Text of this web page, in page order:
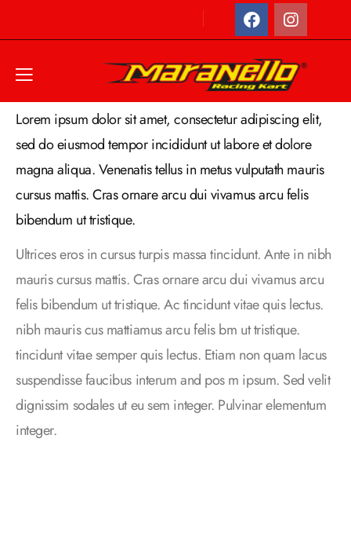
Lorem ipsum dolor sit amet, consectetur adipiscing elit,
sed do eiusmod tempor incididunt ut labore et dolore
magna aliqua. Venenatis tellus in metus vulputath mauris
cursus mattis. Cras ornare arcu dui vivamus arcu felis
bibendum ut tristique.
Ultrices eros in cursus turpis massa tincidunt. Ante in nibh
mauris cursus mattis. Cras ornare arcu dui vivamus arcu
felis bibendum ut tristique. Ac tincidunt vitae quis lectus.
nibh mauris cus mattiamus arcu felis bm ut tristique.
tincidunt vitae semper quis lectus. Etiam non quam lacus
suspendisse faucibus interum and pos m ipsum. Sed velit
dignissim sodales ut eu sem integer. Pulvinar elementum
integer.